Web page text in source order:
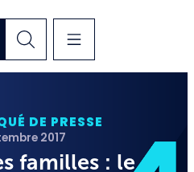
DE PRESSE
2017
familles : le